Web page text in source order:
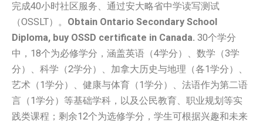
完成40小时社区服务、通过安大略省中学读写测试
（OSSLT）。 Obtain Ontario Secondary School
Diploma, buy OSSD certificate in Canada. 30个学分
中，18个为必修学分，涵盖英语（4学分）、数学（3学
分）、科学（2学分）、加拿大历史与地理（各1学分）、
艺术（1学分）、健康与体育（1学分）、法语作为第二语
言（1学分）等基础学科，以及公民教育、职业规划等实
践类课程；剩余12个为选修学分，学生可根据兴趣和未来